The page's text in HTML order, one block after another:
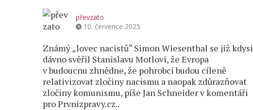
převzato
10. července 2025
Známý „lovec nacistů“ Simon Wiesenthal se již kdysi
dávno svěřil Stanislavu Motlovi, že Evropa
v budoucnu zhnědne, že pohrobci budou cíleně
relativizovat zločiny nacismu a naopak zdůrazňovat
zločiny komunismu, píše Jan Schneider v komentáři
pro Prvnizpravy.cz..